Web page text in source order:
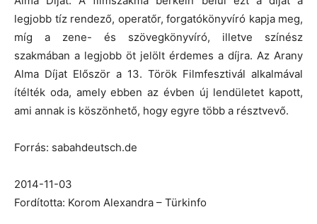
legjobb tíz rendező, operatőr, forgatókönyvíró kapja meg,
míg a zene- és szövegkönyvíró, illetve színész
szakmában a legjobb öt jelölt érdemes a díjra. Az Arany
Alma Díjat Először a 13. Török Filmfesztivál alkalmával
ítélték oda, amely ebben az évben új lendületet kapott,
ami annak is köszönhető, hogy egyre több a résztvevő.
Forrás: sabahdeutsch.de
2014-11-03
Fordította: Korom Alexandra – Türkinfo